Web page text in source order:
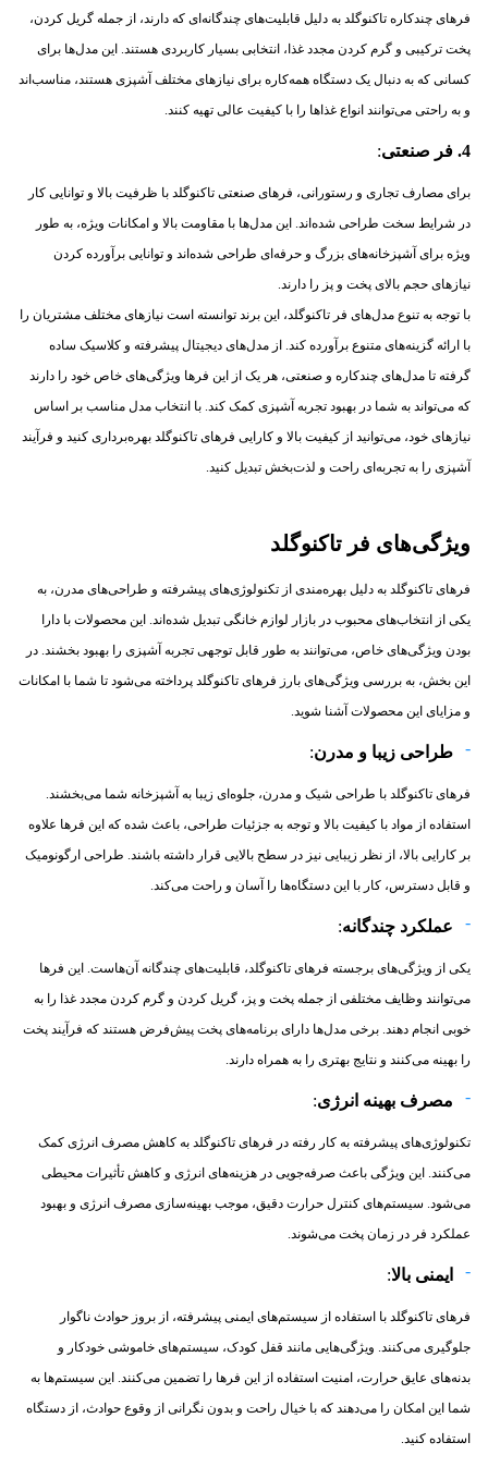
فرهای چندکاره تاکنوگلد به دلیل قابلیت‌های چندگانه‌ای که دارند، از جمله گریل کردن،
پخت ترکیبی و گرم کردن مجدد غذا، انتخابی بسیار کاربردی هستند. این مدل‌ها برای
کسانی که به دنبال یک دستگاه همه‌کاره برای نیازهای مختلف آشپزی هستند، مناسب‌اند
و به راحتی می‌توانند انواع غذاها را با کیفیت عالی تهیه کنند.
4. فر صنعتی :
برای مصارف تجاری و رستورانی، فرهای صنعتی تاکنوگلد با ظرفیت بالا و توانایی کار
در شرایط سخت طراحی شده‌اند. این مدل‌ها با مقاومت بالا و امکانات ویژه، به طور
ویژه برای آشپزخانه‌های بزرگ و حرفه‌ای طراحی شده‌اند و توانایی برآورده کردن
نیازهای حجم بالای پخت و پز را دارند.
با توجه به تنوع مدل‌های فر تاکنوگلد، این برند توانسته است نیازهای مختلف مشتریان را
با ارائه گزینه‌های متنوع برآورده کند. از مدل‌های دیجیتال پیشرفته و کلاسیک ساده
گرفته تا مدل‌های چندکاره و صنعتی، هر یک از این فرها ویژگی‌های خاص خود را دارند
که می‌تواند به شما در بهبود تجربه آشپزی کمک کند. با انتخاب مدل مناسب بر اساس
نیازهای خود، می‌توانید از کیفیت بالا و کارایی فرهای تاکنوگلد بهره‌برداری کنید و فرآیند
آشپزی را به تجربه‌ای راحت و لذت‌بخش تبدیل کنید.
ویژگی‌های فر تاکنوگلد
فرهای تاکنوگلد به دلیل بهره‌مندی از تکنولوژی‌های پیشرفته و طراحی‌های مدرن، به
یکی از انتخاب‌های محبوب در بازار لوازم خانگی تبدیل شده‌اند. این محصولات با دارا
بودن ویژگی‌های خاص، می‌توانند به طور قابل توجهی تجربه آشپزی را بهبود بخشند. در
این بخش، به بررسی ویژگی‌های بارز فرهای تاکنوگلد پرداخته می‌شود تا شما با امکانات
و مزایای این محصولات آشنا شوید.
طراحی زیبا و مدرن:
فرهای تاکنوگلد با طراحی شیک و مدرن، جلوه‌ای زیبا به آشپزخانه شما می‌بخشند.
استفاده از مواد با کیفیت بالا و توجه به جزئیات طراحی، باعث شده که این فرها علاوه
بر کارایی بالا، از نظر زیبایی نیز در سطح بالایی قرار داشته باشند. طراحی ارگونومیک
و قابل دسترس، کار با این دستگاه‌ها را آسان و راحت می‌کند.
عملکرد چندگانه:
یکی از ویژگی‌های برجسته فرهای تاکنوگلد، قابلیت‌های چندگانه آن‌هاست. این فرها
می‌توانند وظایف مختلفی از جمله پخت و پز، گریل کردن و گرم کردن مجدد غذا را به
خوبی انجام دهند. برخی مدل‌ها دارای برنامه‌های پخت پیش‌فرض هستند که فرآیند پخت
را بهینه می‌کنند و نتایج بهتری را به همراه دارند.
مصرف بهینه انرژی:
تکنولوژی‌های پیشرفته به کار رفته در فرهای تاکنوگلد به کاهش مصرف انرژی کمک
می‌کنند. این ویژگی باعث صرفه‌جویی در هزینه‌های انرژی و کاهش تأثیرات محیطی
می‌شود. سیستم‌های کنترل حرارت دقیق، موجب بهینه‌سازی مصرف انرژی و بهبود
عملکرد فر در زمان پخت می‌شوند.
ایمنی بالا:
فرهای تاکنوگلد با استفاده از سیستم‌های ایمنی پیشرفته، از بروز حوادث ناگوار
جلوگیری می‌کنند. ویژگی‌هایی مانند قفل کودک، سیستم‌های خاموشی خودکار و
بدنه‌های عایق حرارت، امنیت استفاده از این فرها را تضمین می‌کنند. این سیستم‌ها به
شما این امکان را می‌دهند که با خیال راحت و بدون نگرانی از وقوع حوادث، از دستگاه
استفاده کنید.